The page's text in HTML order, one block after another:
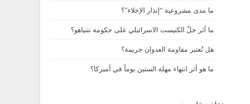
ما مدى مشروعية “إنذار الإخلاء”؟
ما أثر حلّ الكنيست الاسرائيلي على حكومة نتنياهو؟
هل تُعتبر مقاومة العدوان جريمة؟
ما هو أثر انتهاء مهلة الستين يوماً في أميركا؟